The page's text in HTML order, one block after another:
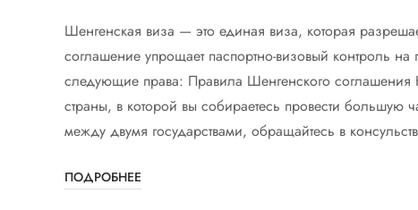
Шенгенская виза — это единая виза, которая
соглашение упрощает паспортно-визовый контроль
следующие права: Правила Шенгенского соглашения
страны, в которой вы собираетесь провести большую
между двумя государствами, обращайтесь в
ПОДРОБНЕЕ